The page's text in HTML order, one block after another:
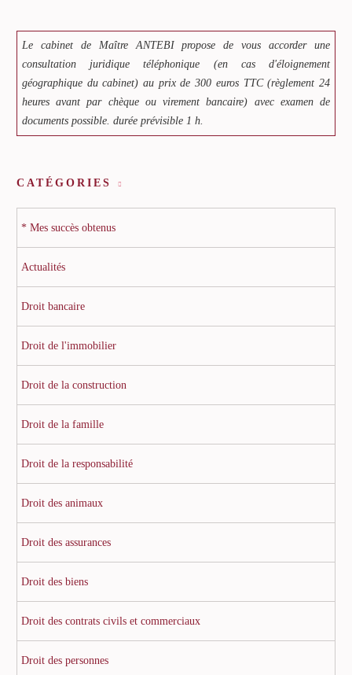
Le cabinet de Maître ANTEBI propose de vous accorder une
consultation juridique téléphonique (en cas d'éloignement
géographique du cabinet) au prix de 300 euros TTC (règlement 24
heures avant par chèque ou virement bancaire) avec examen de
documents possible. durée prévisible 1 h.
CATÉGORIES
* Mes succès obtenus
Actualités
Droit bancaire
Droit de l'immobilier
Droit de la construction
Droit de la famille
Droit de la responsabilité
Droit des animaux
Droit des assurances
Droit des biens
Droit des contrats civils et commerciaux
Droit des personnes